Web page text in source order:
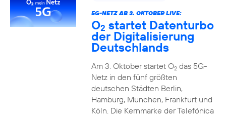
5G-NETZ AB 3. OKTOBER LIVE:
O2 startet Datenturbo
der Digitalisierung
Deutschlands
Am 3. Oktober startet O2das 5G-
Netz in den fünf größten
deutschen Städten Berlin,
Hamburg, München, Frankfurt und
Köln. Die Kernmarke der Telefónica